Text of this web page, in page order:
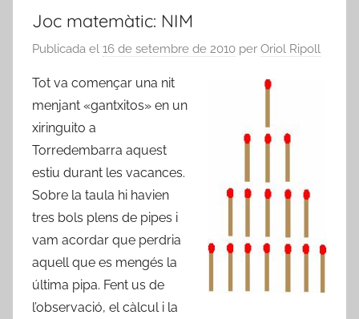
Joc matemàtic: NIM
Publicada el 16 de setembre de 2010 per Oriol Ripoll
Tot va començar una nit
menjant «gantxitos» en un
xiringuito a
Torredembarra aquest
estiu durant les vacances.
Sobre la taula hi havien
tres bols plens de pipes i
vam acordar que perdria
aquell que es mengés la
última pipa. Fent us de
l’observació, el càlcul i la